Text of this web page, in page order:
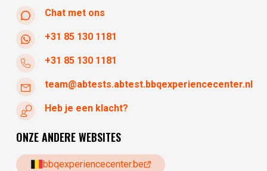
Chat met ons
+31 85 130 1181
+31 85 130 1181
team@abtests.abtest.bbqexperiencecenter.nl
Heb je een klacht?
ONZE ANDERE WEBSITES
bbqexperiencecenter.be